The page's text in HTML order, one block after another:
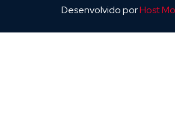
Desenvolvido porHost